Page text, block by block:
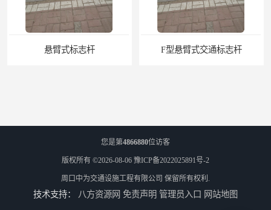
悬臂式标志杆 F型悬臂式交通标志杆
您是第4866880位访客
版权所有 ©2026-08-06 豫ICP备2022025891号-2
周口中为交通设施工程有限公司 保留所有权利.
技术支持： 八方资源网 免责声明 管理员入口 网站地图